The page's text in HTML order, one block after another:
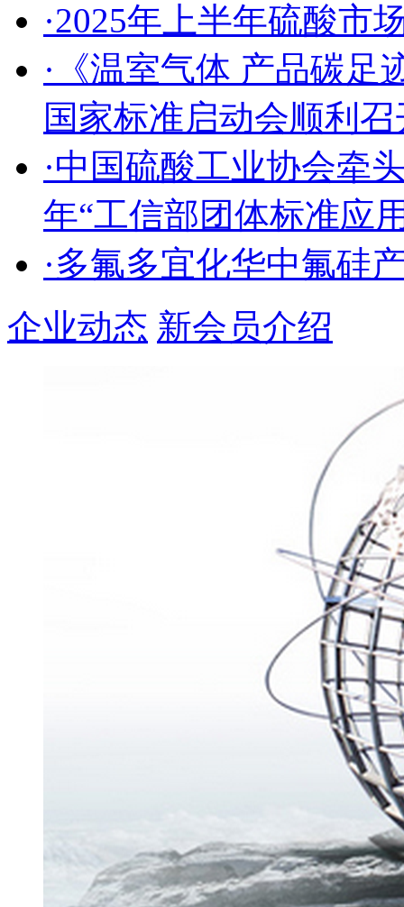
·2025年上半年硫酸市
·《温室气体 产品碳足
国家标准启动会顺利召
·中国硫酸工业协会牵
年“工信部团体标准应
·多氟多宜化华中氟硅
企业动态 新会员介绍